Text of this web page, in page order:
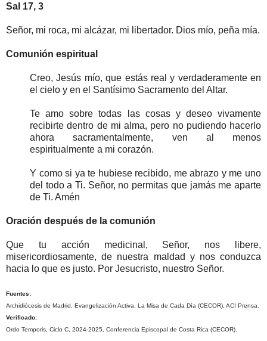
Sal 17, 3
Señor, mi roca, mi alcázar, mi libertador. Dios mío, peña mía.
Comunión espiritual
Creo, Jesús mío, que estás real y verdaderamente en
el cielo y en el Santísimo Sacramento del Altar.
Te amo sobre todas las cosas y deseo vivamente
recibirte dentro de mi alma, pero no pudiendo hacerlo
ahora sacramentalmente, ven al menos
espiritualmente a mi corazón.
Y como si ya te hubiese recibido, me abrazo y me uno
del todo a Ti. Señor, no permitas que jamás me aparte
de Ti. Amén
Oración después de la comunión
Que tu acción medicinal, Señor, nos libere,
misericordiosamente, de nuestra maldad y nos conduzca
hacia lo que es justo. Por Jesucristo, nuestro Señor.
Fuentes:
Archidiócesis de Madrid, Evangelización Activa, La Misa de Cada Día (CECOR), ACI Prensa.
Verificado:
Ordo Temporis, Ciclo C, 2024-2025, Conferencia Episcopal de Costa Rica (CECOR).